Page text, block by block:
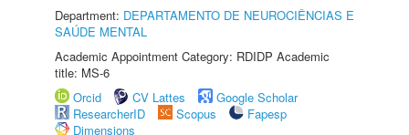
Department: DEPARTAMENTO DE NEUROCIÊNCIAS E
SAÚDE MENTAL
Academic Appointment Category: RDIDP Academic
title: MS-6
Orcid
CV Lattes
Google Scholar
ResearcherID
Scopus
Fapesp
Dimensions